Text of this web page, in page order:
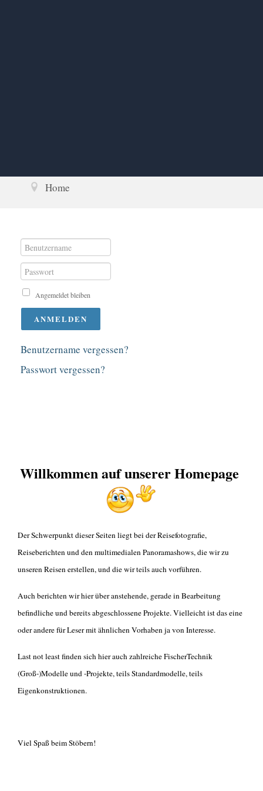
Home
Benutzername
Passwort
Angemeldet bleiben
ANMELDEN
Benutzername vergessen?
Passwort vergessen?
Willkommen auf unserer Homepage
Der Schwerpunkt dieser Seiten liegt bei der Reisefotografie,
Reiseberichten und den multimedialen Panoramashows, die wir zu
unseren Reisen erstellen, und die wir teils auch vorführen.
Auch berichten wir hier über anstehende, gerade in Bearbeitung
befindliche und bereits abgeschlossene Projekte. Vielleicht ist das eine
oder andere für Leser mit ähnlichen Vorhaben ja von Interesse.
Last not least finden sich hier auch zahlreiche FischerTechnik
(Groß-)Modelle und -Projekte, teils Standardmodelle, teils
Eigenkonstruktionen.
Viel Spaß beim Stöbern!